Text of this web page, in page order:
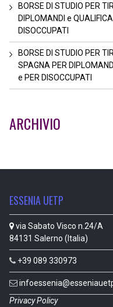
BORSE DI STUDIO PER
DIPLOMANDI e
DISOCCUPATI
BORSE DI STUDIO PER
SPAGNA PER
e PER DISOCCUPATI
ARCHIVIO
ESSENIA UETP
via Sabato Visco n.24/A
84131 Salerno (Italia)
+39 089 330973
Privacy Policy